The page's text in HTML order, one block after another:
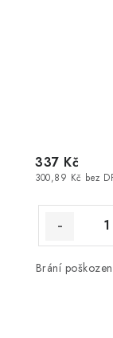
300,89 Kč bez
337 Kč
Brání